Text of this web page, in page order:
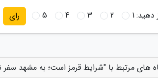
دهید:1
2
3
4
5 رای
مرتبط با "شرایط قرمز است؛ به مشهد سفر نکنید ، 20 درصد از بیماران بستری در مراکز درمانی